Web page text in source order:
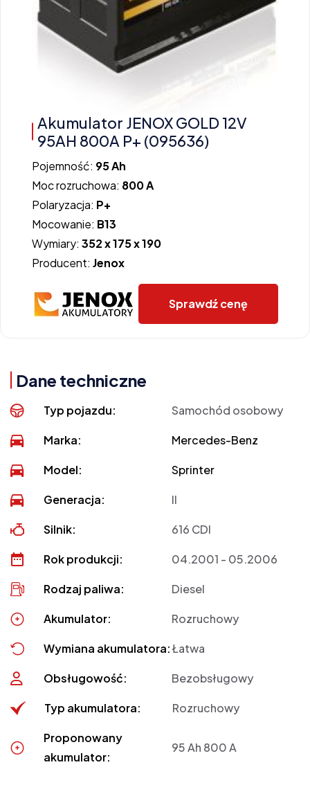
Akumulator JENOX GOLD 12V
95AH 800A P+ (095636)
Pojemność: 95 Ah
Moc rozruchowa: 800 A
Polaryzacja: P+
Mocowanie: B13
Wymiary: 352 x 175 x 190
Producent: Jenox
Sprawdź cenę
Dane techniczne
Typ pojazdu: Samochód osobowy
Marka: Mercedes-Benz
Model: Sprinter
Generacja: II
Silnik: 616 CDI
Rok produkcji: 04.2001 - 05.2006
Rodzaj paliwa: Diesel
Akumulator: Rozruchowy
Wymiana akumulatora:Łatwa
Obsługowość: Bezobsługowy
Typ akumulatora: Rozruchowy
Proponowany
akumulator:
95 Ah 800 A